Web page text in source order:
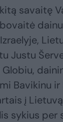
savaitę
Justu
Bavikinu
į
sykius per